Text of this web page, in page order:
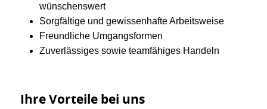
wünschenswert
Sorgfältige und gewissenhafte Arbeitsweise
Freundliche Umgangsformen
Zuverlässiges sowie teamfähiges Handeln
Ihre Vorteile bei uns